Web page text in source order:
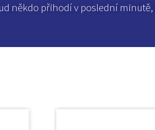
někdo přihodí v poslední